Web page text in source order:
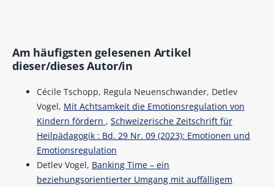
Am häufigsten gelesenen Artikel
dieser/dieses Autor/in
Cécile Tschopp, Regula Neuenschwander, Detlev
Vogel, Mit Achtsamkeit die Emotionsregulation von
Kindern fördern , Schweizerische Zeitschrift für
Heilpädagogik : Bd. 29 Nr. 09 (2023): Emotionen und
Emotionsregulation
Detlev Vogel, Banking Time – ein
beziehungsorientierter Umgang mit auffälligem